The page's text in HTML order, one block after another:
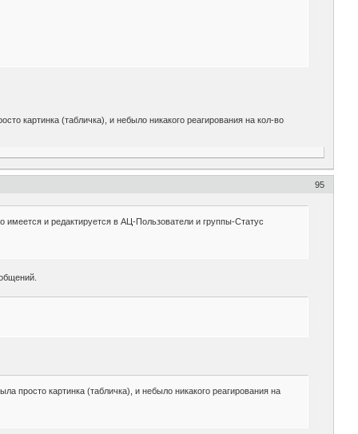
картинка (табличка), и небыло никакого реагирования на кол-во
95
имеется и редактируется в АЦ-Пользователи и группы-Статус
просто картинка (табличка), и небыло никакого реагирования на